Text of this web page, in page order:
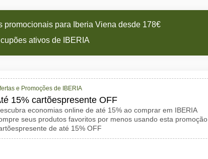
promocionais para Iberia Viena desde 178€
ativos de IBERIA
e Promoções de IBERIA
15% cartõespresente OFF
economias online de até 15% ao comprar em IBERIA
seus produtos favoritos por menos usando esta promoção
de até 15% OFF